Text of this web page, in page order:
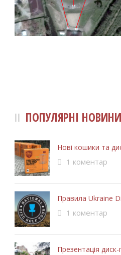
ПОПУЛЯРНІ НОВИНИ
Нові кошики та
1 коментар
Правила Ukraine
1 коментар
Презентація